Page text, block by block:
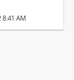
8:41 AM